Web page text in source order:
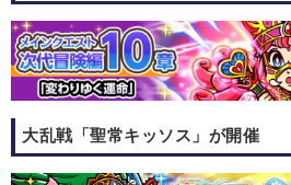
大乱戦「聖常キッソス」が開催